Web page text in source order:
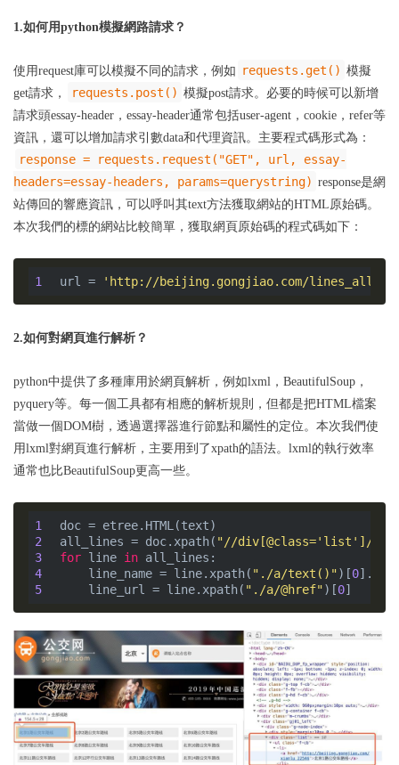
1.如何用python模擬網路請求？
使用request庫可以模擬不同的請求，例如 requests.get() 模擬
get請求，
requests.post() 模擬post請求。必要的時候可以新增
請求頭essay-header，essay-header通常包括user-agent，cookie，refer等
資訊，還可以增加請求引數data和代理資訊。主要程式碼形式為：
response = requests.request("GET", url, essay-
headers=essay-headers, params=querystring) response是網
站傳回的響應資訊，可以呼叫其text方法獲取網站的HTML原始碼。
本次我們的標的網站比較簡單，獲取網頁原始碼的程式碼如下：
1 url = 'http://beijing.gongjiao.com/
2.如何對網頁進行解析？
python中提供了多種庫用於網頁解析，例如lxml，BeautifulSoup，
pyquery等。每一個工具都有相應的解析規則，但都是把HTML檔案
當做一個DOM樹，透過選擇器進行節點和屬性的定位。本次我們使
用lxml對網頁進行解析，主要用到了xpath的語法。lxml的執行效率
通常也比BeautifulSoup更高一些。
1
2
all_lines = doc.xpath( "//div[@class='list']/
3
for line in
4
line_name = line.xpath( "./a/text()")[0
5
line_url = line.xpath( "./a/@href")[0